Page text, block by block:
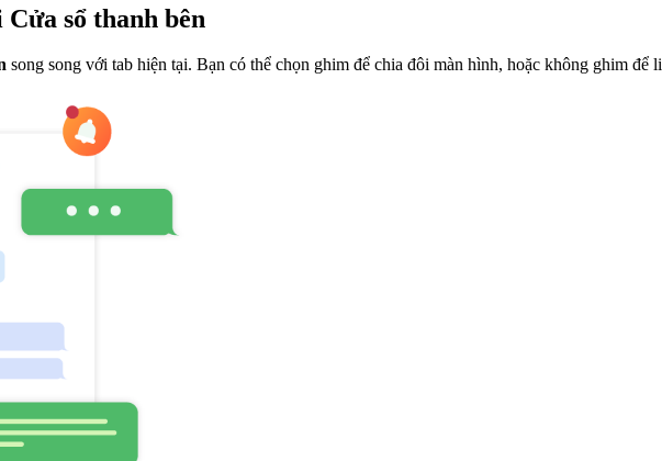
sổ thanh bên
song song với tab hiện tại. Bạn có thể chọn ghim để chia đôi màn hình, hoặc không ghim để